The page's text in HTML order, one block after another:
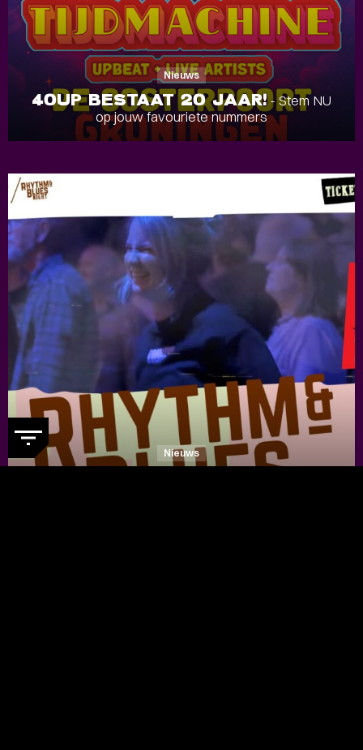
Nieuws
40UP BESTAAT 20 JAAR!- Stem NU
op jouw favouriete nummers
Nieuws